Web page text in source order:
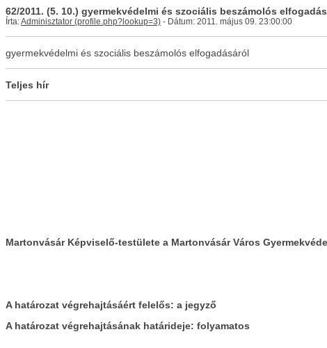
62/2011. (5. 10.) gyermekvédelmi és szociális beszámolós
Írta:Adminisztator - Dátum: 2011. május 09. 23:00:00
gyermekvédelmi és szociális beszámolós elfogadásáról
Teljes hír
Martonvásár Képviselő-testülete a Martonvásár Város
A határozat végrehajtásáért felelős: a jegyző
A határozat végrehajtásának határideje: folyamatos